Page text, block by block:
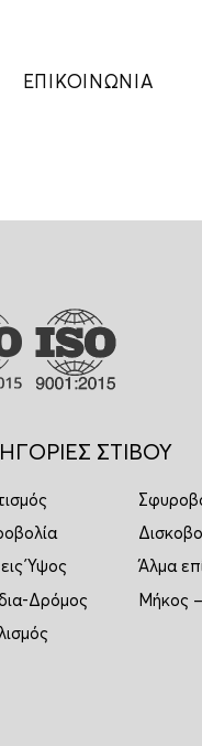
ΕΠΙΚΟΙΝΩΝΙΑ
ΣΤΙΒΟΥ
Ύψος
Άλμα
Δρόμος
Μήκος